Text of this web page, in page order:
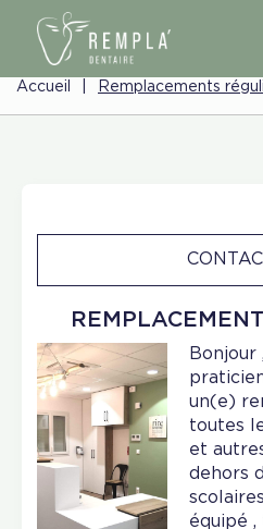
Accueil Remplacements
Bonjour
un(e)
toutes
et
dehors
équipé ,